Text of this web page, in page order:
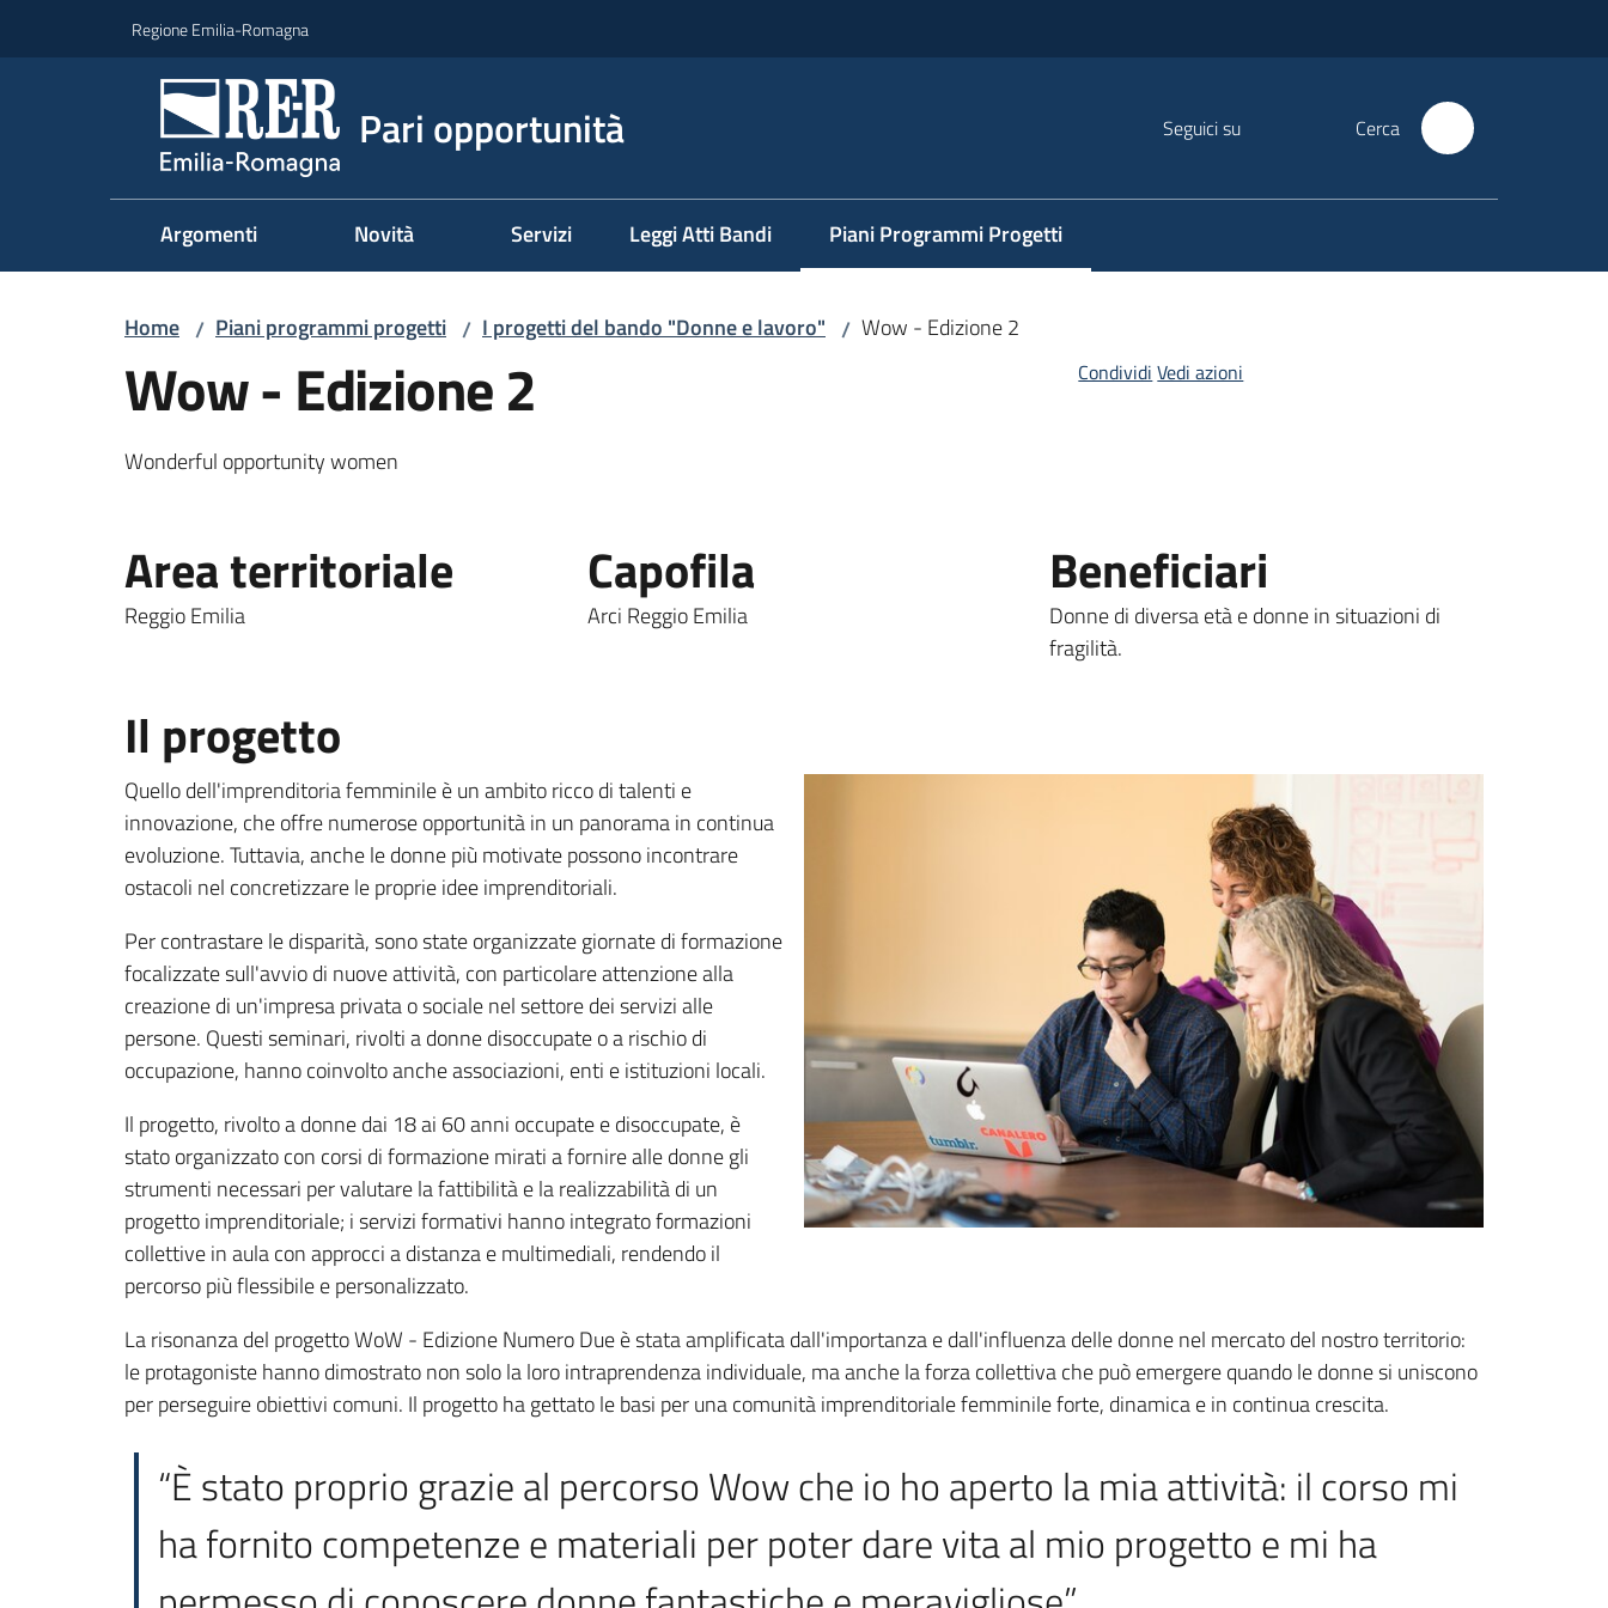
Regione Emilia-Romagna
Pari opportunità Seguici su Cerca
Argomenti Novità Servizi Leggi Atti Bandi Piani Programmi Progetti
Menu selezionato
Home / Piani programmi progetti / I progetti del bando "Donne e lavoro" / Wow - Edizione 2
Wow - Edizione 2
Wonderful opportunity women
Condividi Vedi azioni
Area territoriale
Reggio Emilia
Capofila
Arci Reggio Emilia
Beneficiari
Donne di diversa età e donne in situazioni di
fragilità.
Il progetto
Quello dell'imprenditoria femminile è un ambito ricco di talenti e
innovazione, che offre numerose opportunità in un panorama in continua
evoluzione. Tuttavia, anche le donne più motivate possono incontrare
ostacoli nel concretizzare le proprie idee imprenditoriali.
Per contrastare le disparità, sono state organizzate giornate di formazione
focalizzate sull'avvio di nuove attività, con particolare attenzione alla
creazione di un'impresa privata o sociale nel settore dei servizi alle
persone. Questi seminari, rivolti a donne disoccupate o a rischio di
occupazione, hanno coinvolto anche associazioni, enti e istituzioni locali.
Il progetto, rivolto a donne dai 18 ai 60 anni occupate e disoccupate, è
stato organizzato con corsi di formazione mirati a fornire alle donne gli
strumenti necessari per valutare la fattibilità e la realizzabilità di un
progetto imprenditoriale; i servizi formativi hanno integrato formazioni
collettive in aula con approcci a distanza e multimediali, rendendo il
percorso più flessibile e personalizzato.
La risonanza del progetto WoW - Edizione Numero Due è stata amplificata dall'importanza e dall'influenza delle donne nel mercato del nostro territorio:
le protagoniste hanno dimostrato non solo la loro intraprendenza individuale, ma anche la forza collettiva che può emergere quando le donne si uniscono
per perseguire obiettivi comuni. Il progetto ha gettato le basi per una comunità imprenditoriale femminile forte, dinamica e in continua crescita.
“È stato proprio grazie al percorso Wow che io ho aperto la mia attività: il corso mi
ha fornito competenze e materiali per poter dare vita al mio progetto e mi ha